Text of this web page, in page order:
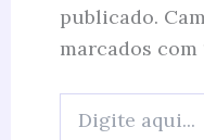
publicado.
marcados com
aqui...